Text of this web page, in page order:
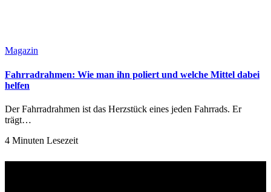
Magazin
Fahrradrahmen: Wie man ihn poliert und welche Mittel dabei
helfen
Der Fahrradrahmen ist das Herzstück eines jeden Fahrrads. Er
trägt…
4 Minuten Lesezeit